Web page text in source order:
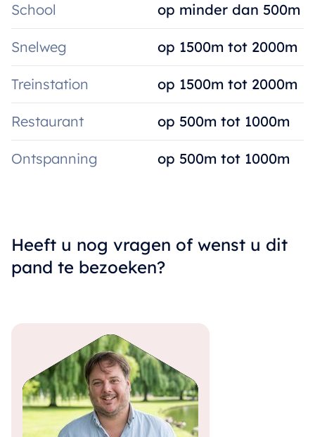
School op minder dan 500m
Snelweg op 1500m tot 2000m
Treinstation op 1500m tot 2000m
Restaurant op 500m tot 1000m
Ontspanning op 500m tot 1000m
Heeft u nog vragen of wenst u dit
pand te bezoeken?